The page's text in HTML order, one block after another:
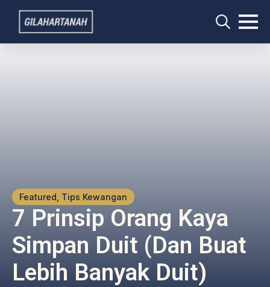
Search
Featured, Tips Kewangan
7 Prinsip Orang Kaya
Simpan Duit (dan Buat
Lebih Banyak Duit)